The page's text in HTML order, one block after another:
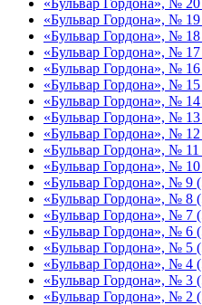
«Бульвар Гордона», №
«Бульвар Гордона», №
«Бульвар Гордона», №
«Бульвар Гордона», №
«Бульвар Гордона», №
«Бульвар Гордона», №
«Бульвар Гордона», №
«Бульвар Гордона», №
«Бульвар Гордона», №
«Бульвар Гордона», №
«Бульвар Гордона», № 9
«Бульвар Гордона», № 8
«Бульвар Гордона», № 7
«Бульвар Гордона», № 6
«Бульвар Гордона», № 5
«Бульвар Гордона», № 4
«Бульвар Гордона», № 3
«Бульвар Гордона», № 2